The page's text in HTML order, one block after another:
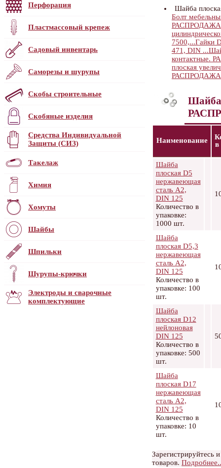
Перфорация
Пластмассовый крепеж
Садовый инвентарь
Саморезы и шурупы
Скобы строительные
Скобяные изделия
Средства Индивидуальной
Защиты (СИЗ)
Такелаж
Химия
Хомуты
Шайбы
Шпильки
Шурупы-крючки
Электроды и сварочные
комплектующие
Шайба
Болт
РАСПРОДАЖА
7500,...Гайки
471, DIN ...
контактные.
плоская
РАСПРОДАЖА
Шайба
Наименование
в
Шайба
плоская D5
нержавеющая
сталь А2,
DIN 125
Количество в
упаковке:
1000 шт.
Шайба
плоская D5,3
нержавеющая
сталь А2,
DIN 125
Количество в
упаковке: 100
шт.
Шайба
плоская D12
нейлоновая
DIN 125
Количество в
упаковке: 500
шт.
Шайба
плоская D17
нержавеющая
сталь А2,
DIN 125
Количество в
упаковке: 10
шт.
Зарегистрируйтесь
товаров.